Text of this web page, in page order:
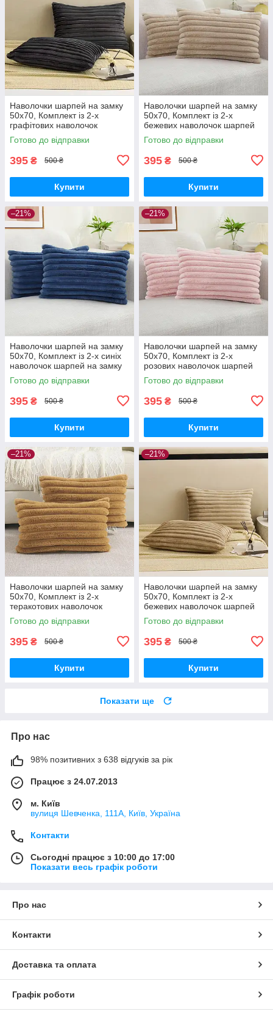
Наволочки шарпей на замку
50х70, Комплект із 2-х
графітових наволочок
шарпей полоска
Готово до відправки
395 ₴ 500 ₴
Купити
Наволочки шарпей на замку
50х70, Комплект із 2-х
бежевих наволочок шарпей
полоска
Готово до відправки
395 ₴ 500 ₴
Купити
–21%
Наволочки шарпей на замку
50х70, Комплект із 2-х синіх
наволочок шарпей на замку
Готово до відправки
395 ₴ 500 ₴
Купити
–21%
Наволочки шарпей на замку
50х70, Комплект із 2-х
розових наволочок шарпей
на замку
Готово до відправки
395 ₴ 500 ₴
Купити
–21%
Наволочки шарпей на замку
50х70, Комплект із 2-х
теракотових наволочок
шарпей на замку
Готово до відправки
395 ₴ 500 ₴
Купити
–21%
Наволочки шарпей на замку
50х70, Комплект із 2-х
бежевих наволочок шарпей
на замку
Готово до відправки
395 ₴ 500 ₴
Купити
Показати ще
Про нас
98% позитивних з 638 відгуків за рік
Працює з 24.07.2013
м. Київ
вулиця Шевченка, 111A, Київ, Україна
Контакти
Сьогодні працює з 10:00 до 17:00
Показати весь графік роботи
Про нас
Контакти
Доставка та оплата
Графік роботи